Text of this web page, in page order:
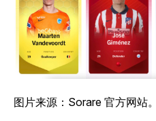
图片来源：Sorare 官方网站。